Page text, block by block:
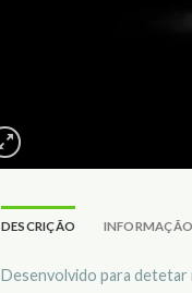
DESCRIÇÃO
Desenvolvido para